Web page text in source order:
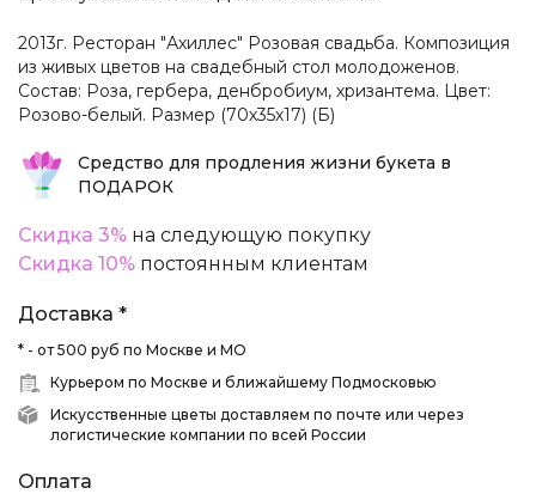
2013г. Ресторан "Ахиллес" Розовая свадьба. Композиция
из живых цветов на свадебный стол молодоженов.
Состав: Роза, гербера, денбробиум, хризантема. Цвет:
Розово-белый. Размер (70х35х17) (Б)
Средство для продления жизни букета в
ПОДАРОК
Скидка 3% на следующую покупку
Скидка 10% постоянным клиентам
Доставка *
* - от 500 руб по Москве и МО
Курьером по Москве и ближайшему Подмосковью
Искусственные цветы доставляем по почте или через
логистические компании по всей России
Оплата